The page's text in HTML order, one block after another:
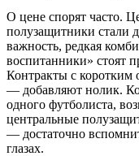
О цене спорят часто.
полузащитники стали
важность, редкая
воспитанники» стоят
Контракты с коротким
— добавляют нолик.
одного футболиста,
центральные
— достаточно
глазах.